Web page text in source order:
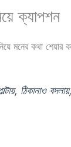
ক্যাপশন
মনের কথা
ঠিকানাও